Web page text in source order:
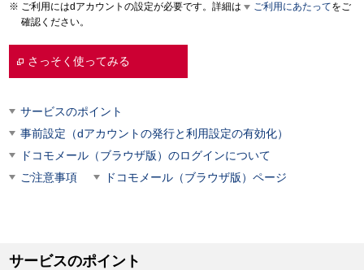
ご利用にはdアカウントの設定が必要です。詳細は ご利用にあたってをご
確認ください。
さっそく使ってみる
サービスのポイント
事前設定（dアカウントの発行と利用設定の有効化）
ドコモメール（ブラウザ版）のログインについて
ご注意事項
ドコモメール（ブラウザ版）ページ
サービスのポイント